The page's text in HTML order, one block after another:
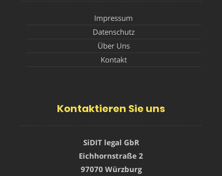
Impressum
Datenschutz
Über Uns
Kontakt
Kontaktieren Sie uns
SiDIT legal GbR
Eichhornstraße 2
97070 Würzburg